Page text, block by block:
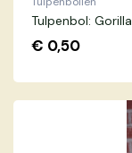
Tulpenbol: Gorilla
€ 0,50